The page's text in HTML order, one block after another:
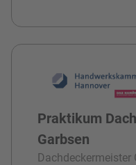
Praktikum
Garbsen
Dachdeckermeister